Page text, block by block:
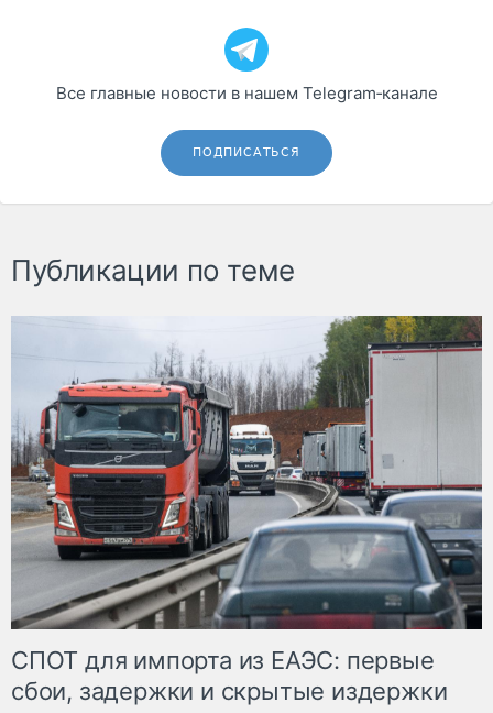
Все главные новости в нашем Telegram‑канале
ПОДПИСАТЬСЯ
Публикации по теме
СПОТ для импорта из ЕАЭС: первые
сбои, задержки и скрытые издержки